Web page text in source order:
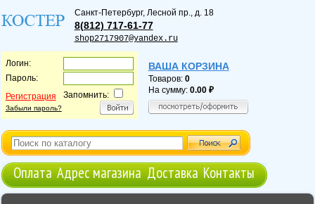
Санкт-Петербург, Лесной пр., д. 18
8(812) 717-61-77
shop2717907@yandex.ru
Логин:
Пароль:
Регистрация
Забыли пароль?
Запомнить:
ВАША КОРЗИНА
Товаров: 0
На сумму: 0.00
Оплата Адрес магазина Доставка Контакты